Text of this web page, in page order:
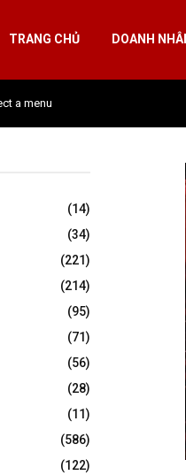
TRANG CHỦ DOANH
a menu
(14)
(34)
(221)
(214)
(95)
(71)
(56)
(28)
(11)
(586)
(122)